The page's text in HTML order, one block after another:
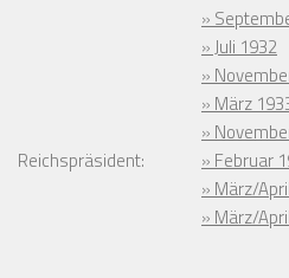
»
» Juli 1932
»
» März
»
Reichspräsident:
» Februar
» März/
» März/